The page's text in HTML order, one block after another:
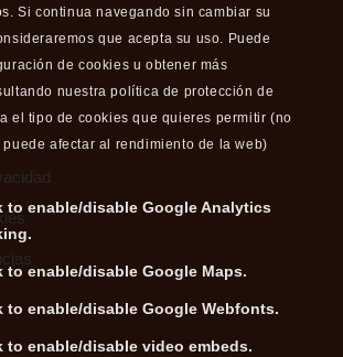
Si continua navegando sin cambiar su
que acepta su uso. Puede
de cookies u obtener más
nuestra política de protección de
el tipo de cookies que quieres permitir (no
afectar al rendimiento de la web)
to enable/disable Google Analytics
to enable/disable Google Maps.
to enable/disable Google Webfonts.
to enable/disable video embeds.